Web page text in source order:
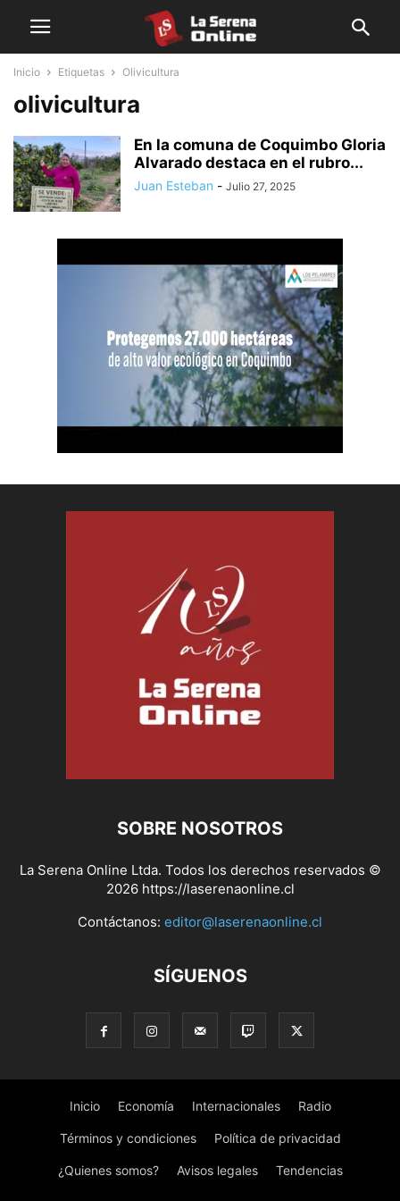
Inicio Etiquetas Olivicultura
olivicultura
En la comuna de Coquimbo Gloria
Alvarado destaca en el rubro...
Juan Esteban - Julio 27, 2025
SOBRE NOSOTROS
La Serena Online Ltda. Todos los derechos reservados ©
2026 https://laserenaonline.cl
Contáctanos: editor@laserenaonline.cl
SÍGUENOS
Inicio Economía Internacionales Radio
Términos y condiciones Política de privacidad
¿Quienes somos? Avisos legales Tendencias